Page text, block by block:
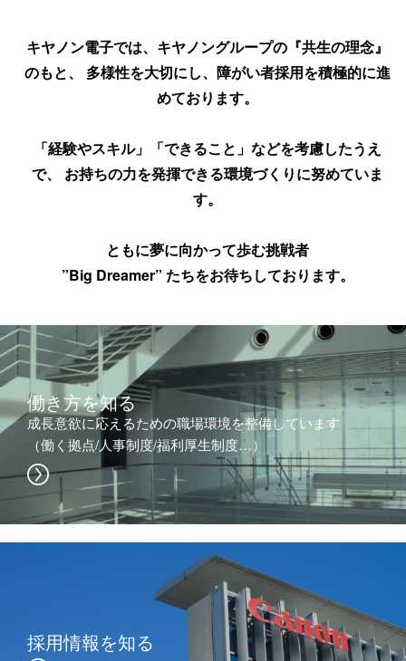
キヤノン電子では、キヤノングループの『共生の理念』
のもと、
多様性を大切にし、障がい者採用を積極的に進
めております。
「経験やスキル」「できること」などを考慮したうえ
で、
お持ちの力を発揮できる環境づくりに努めていま
す。
ともに夢に向かって歩む挑戦者
”Big Dreamer” たちをお待ちしております。
働き方を知る
成長意欲に応えるための職場環境を整備しています
（働く拠点/人事制度/福利厚生制度…）
採用情報を知る